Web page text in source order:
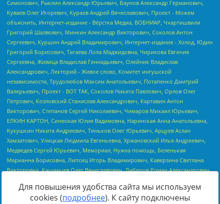
Для повышения удобства сайта мы используем
cookies (подробнее). К сайту подключены